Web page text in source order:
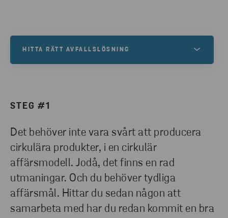
STEG #1
Det behöver inte vara svårt att producera
cirkulära produkter, i en cirkulär
affärsmodell. Jodå, det finns en rad
utmaningar. Och du behöver tydliga
affärsmål. Hittar du sedan någon att
samarbeta med har du redan kommit en bra
HITTA RÄTT AVFALLSLÖSNING
Fyll i formuläret så kontaktar vi dig.
KONTAKTA OSS